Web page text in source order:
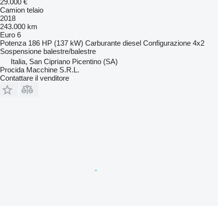
29.000 €
Camion telaio
2018
243.000 km
Euro 6
Potenza 186 HP (137 kW) Carburante diesel Configurazione 4x2
Sospensione balestre/balestre
Italia, San Cipriano Picentino (SA)
Procida Macchine S.R.L.
Contattare il venditore